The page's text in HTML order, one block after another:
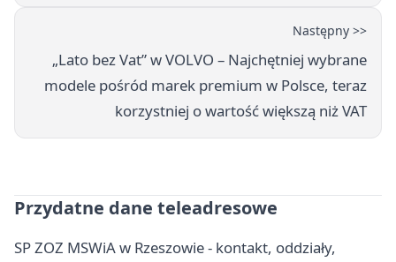
Następny >>
„Lato bez Vat” w VOLVO – Najchętniej wybrane
modele pośród marek premium w Polsce, teraz
korzystniej o wartość większą niż VAT
Przydatne dane teleadresowe
SP ZOZ MSWiA w Rzeszowie - kontakt, oddziały,